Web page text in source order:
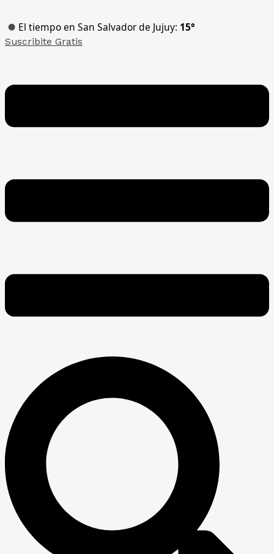
al
contenido
El tiempo en San Salvador de Jujuy: 15°
Suscribite Gratis